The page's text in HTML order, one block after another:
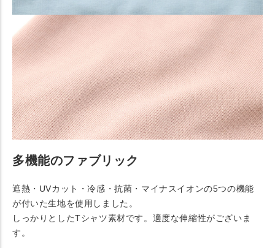
多機能のファブリック
遮熱・UVカット・冷感・抗菌・マイナスイオンの5つの機能
が付いた生地を使用しました。
しっかりとしたTシャツ素材です。適度な伸縮性がございま
す。